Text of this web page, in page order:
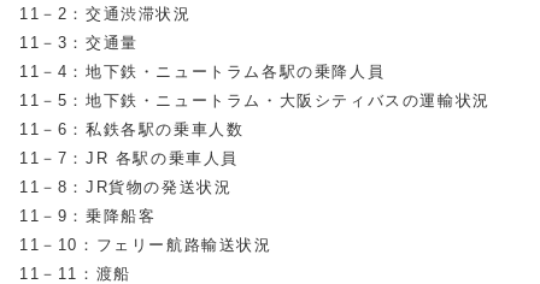
11－2：交通渋滞状況
11－3：交通量
11－4：地下鉄・ニュートラム各駅の乗降人員
11－5：地下鉄・ニュートラム・大阪シティバスの運輸状況
11－6：私鉄各駅の乗車人数
11－7：JR 各駅の乗車人員
11－8：JR貨物の発送状況
11－9：乗降船客
11－10：フェリー航路輸送状況
11－11：渡船